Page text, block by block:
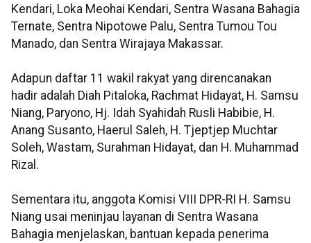
Kendari, Loka Meohai Kendari, Sentra Wasana Bahagia
Ternate, Sentra Nipotowe Palu, Sentra Tumou Tou
Manado, dan Sentra Wirajaya Makassar.
Adapun daftar 11 wakil rakyat yang direncanakan
hadir adalah Diah Pitaloka, Rachmat Hidayat, H. Samsu
Niang, Paryono, Hj. Idah Syahidah Rusli Habibie, H.
Anang Susanto, Haerul Saleh, H. Tjeptjep Muchtar
Soleh, Wastam, Surahman Hidayat, dan H. Muhammad
Rizal.
Sementara itu, anggota Komisi VIII DPR-RI H. Samsu
Niang usai meninjau layanan di Sentra Wasana
Bahagia menjelaskan, bantuan kepada penerima